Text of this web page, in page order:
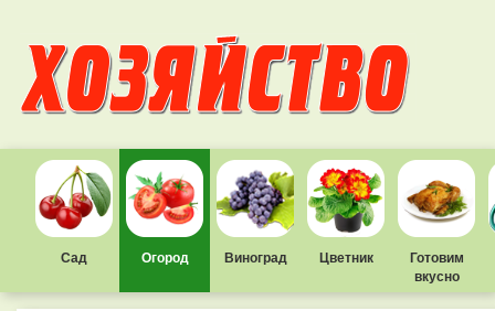
Сад Огород Виноград Цветник
Готовим
вкусно